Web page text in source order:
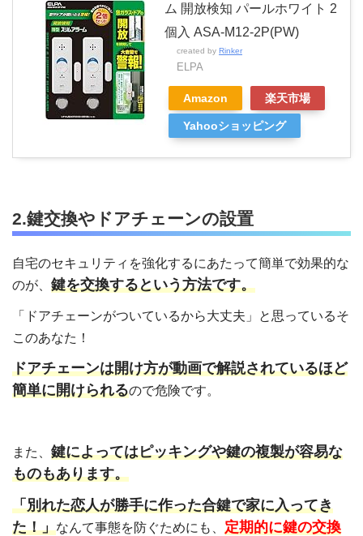
ム 開放検知 パールホワイト 2
個入 ASA-M12-2P(PW)
created by Rinker
ELPA
Amazon 楽天市場
Yahooショッピング
2.鍵交換やドアチェーンの設置
自宅のセキュリティを強化するにあたって簡単で効果的な
のが、 鍵を交換するという方法です。
「ドアチェーンがついているから大丈夫」と思っているそ
このあなた！
ドアチェーンは開け方が動画で解説されているほど
簡単に開けられるので危険です。
また、 鍵によってはピッキングや鍵の複製が容易な
ものもあります。
「別れた恋人が勝手に作った合鍵で家に入ってき
た！」なんて事態を防ぐためにも、 定期的に鍵の交換